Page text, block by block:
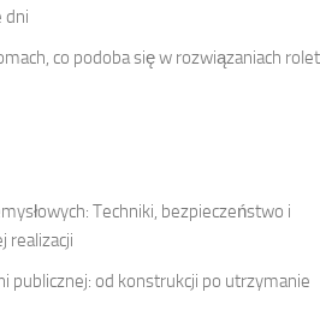
dni
co podoba się w rozwiązaniach rolet
Techniki, bezpieczeństwo i
realizacji
publicznej: od konstrukcji po utrzymanie